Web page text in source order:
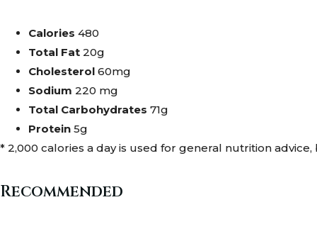
Calories 480
Total Fat 20g
Cholesterol 60mg
Sodium 220 mg
Total Carbohydrates 71g
Protein 5g
* 2,000 calories a day is used for general nutrition
Recommended